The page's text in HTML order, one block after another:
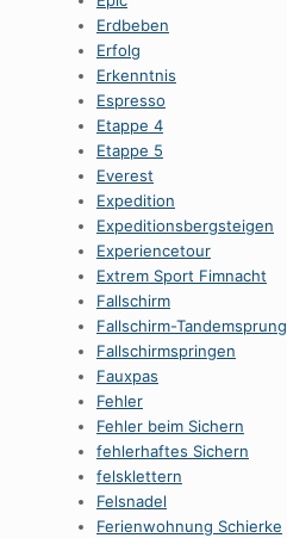
Erdbeben
Erfolg
Erkenntnis
Espresso
Etappe 4
Etappe 5
Everest
Expedition
Expeditionsbergsteigen
Experiencetour
Extrem Sport Fimnacht
Fallschirm
Fallschirm-Tandemsprung
Fallschirmspringen
Fauxpas
Fehler
Fehler beim Sichern
fehlerhaftes Sichern
felsklettern
Felsnadel
Ferienwohnung Schierke